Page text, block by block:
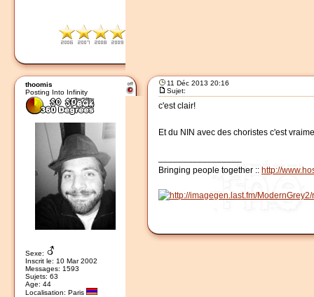
thoomis
Posting Into Infinity
Sexe:
Inscrit le: 10 Mar 2002
Messages: 1593
Sujets: 63
Age: 44
Localisation: Paris
11 Déc 2013 20:16
Sujet:
c'est clair!
Et du NIN avec des choristes c'est
Bringing people together :: http://